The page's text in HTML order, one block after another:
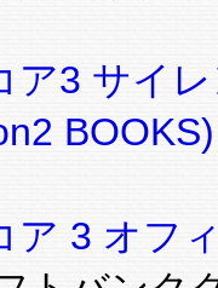
ア3 サイ
BOOKS)
ア 3 オフ